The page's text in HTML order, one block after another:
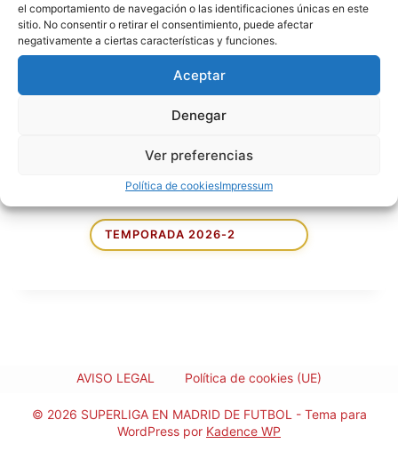
el comportamiento de navegación o las identificaciones únicas en este
sitio. No consentir o retirar el consentimiento, puede afectar
negativamente a ciertas características y funciones.
Aceptar
Denegar
Ver preferencias
Política de cookiesImpressum
CLUB ACTUAL Unificado
NACIONALIDAD
FECHA DE NACIMIENTO
12 de noviembre
23
AVISO LEGAL Política de cookies (UE)
© 2026 SUPERLIGA EN MADRID DE FUTBOL - Tema para
WordPress por Kadence WP